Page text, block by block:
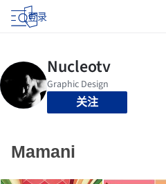
登录
关注
Mamani